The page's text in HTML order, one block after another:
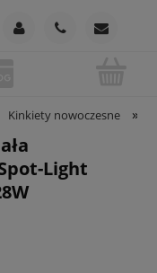
Kinkiety nowoczesne »
Light